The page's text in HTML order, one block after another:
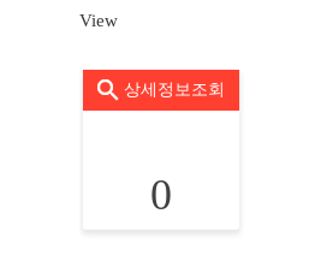
View
상세정보조회
0